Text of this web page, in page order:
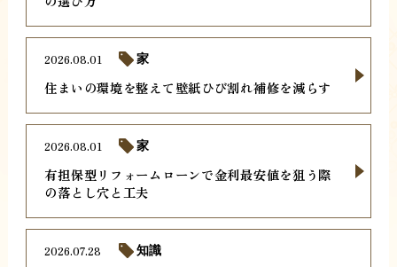
住まいの環境を整えて壁紙ひび割れ補修を減らす
2026.08.01 家
有担保型リフォームローンで金利最安値を狙う際
の落とし穴と工夫
2026.08.01 家
2026.07.28 知識